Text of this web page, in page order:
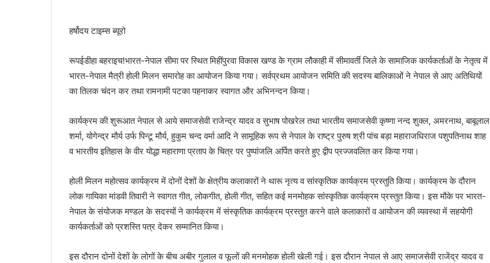
हर्षोदय टाइम्स ब्यूरो
रूपईडीहा बहराइच!भारत-नेपाल सीमा पर स्थित मिहींपुरवा विकास खण्ड के ग्राम लौकाही में सीमावर्ती जिले के सामाजिक कार्यकर्ताओं के नेतृत्व में
भारत-नेपाल मैत्री होली मिलन समारोह का आयोजन किया गया। सर्वप्रथम आयोजन समिति की सदस्य बालिकाओं ने नेपाल से आए अतिथियों
का तिलक चंदन कर तथा रामनामी पटका पहनाकर स्वागत और अभिनन्दन किया।
कार्यक्रम की शुरूआत नेपाल से आये समाजसेवी राजेन्द्र यादव व सुभाष पोखरेल तथा भारतीय समाजसेवी कृष्णा नन्द शुक्ल, अमरनाथ, बाबूलाल
शर्मा, योगेन्द्र मौर्य उर्फ पिन्टू मौर्य, हुकुम चन्द वर्मा आदि ने सामूहिक रूप से नेपाल के राष्ट्र पुरुष श्री पांच बड़ा महाराजधिराज पशुपतिनाथ शाह
व भारतीय इतिहास के वीर योद्धा महाराणा प्रताप के चित्र पर पुष्पांजलि अर्पित करते हुए द्वीप प्रज्जवलित कर किया गया।
होली मिलन महोत्सव कार्यक्रम में दोनों देशों के क्षेत्रीय कलाकारों ने थारू नृत्य व सांस्कृतिक कार्यक्रम प्रस्तुति किया। कार्यक्रम के दौरान
लोक गायिका मांडवी तिवारी ने स्वागत गीत, लोकगीत, होली गीत, सहित कई मनमोहक सांस्कृतिक कार्यक्रम प्रस्तुत किया। इस मौके पर भारत-
नेपाल के संयोजक मण्डल के सदस्यों ने कार्यक्रम में संस्कृतिक कार्यक्रम प्रस्तुत करने वाले कलाकारों व आयोजन की व्यवस्था में सहयोगी
कार्यकर्ताओं को प्रशस्ति पत्र देकर सम्मानित किया।
इस दौरान दोनों देशों के लोगों के बीच अबीर गुलाल व फूलों की मनमोहक होली खेली गई। इस दौरान नेपाल से आए समाजसेवी राजेंद्र यादव व